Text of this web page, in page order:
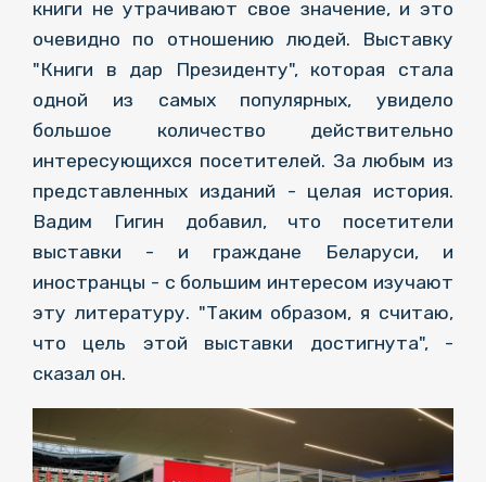
книги не утрачивают свое значение, и это
очевидно по отношению людей. Выставку
"Книги в дар Президенту", которая стала
одной из самых популярных, увидело
большое количество действительно
интересующихся посетителей. За любым из
представленных изданий - целая история.
Вадим Гигин добавил, что посетители
выставки - и граждане Беларуси, и
иностранцы - с большим интересом изучают
эту литературу. "Таким образом, я считаю,
что цель этой выставки достигнута", -
сказал он.